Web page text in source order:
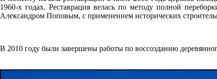
1960-х годах. Реставрация велась по методу полной
Александром Поповым, с применением исторических
В 2010 году были завершены работы по воссозданию